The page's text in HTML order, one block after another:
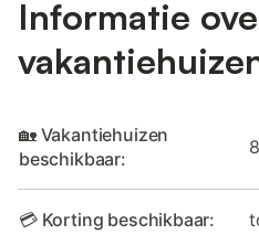
Informatie
🏡 Vakantiehuizen
beschikbaar:
💳 Korting beschikbaar: